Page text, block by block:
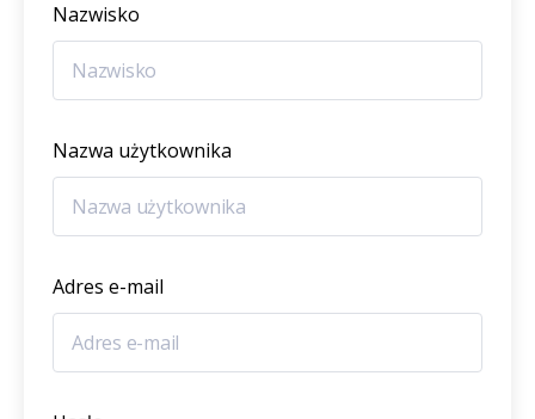
Nazwisko
Nazwa użytkownika
Adres e-mail